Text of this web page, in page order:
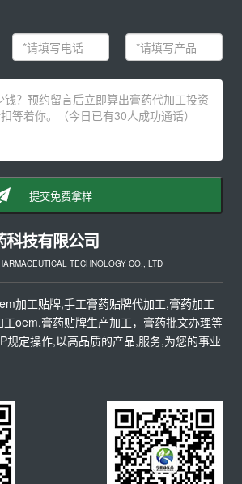
提交免费拿样
科技有限公司
TECHNOLOGY CO., LTD
加工贴牌,手工膏药贴牌代加工,膏药加工
oem,膏药贴牌生产加工，膏药批文办理等
规定操作,以高品质的产品,服务,为您的事业